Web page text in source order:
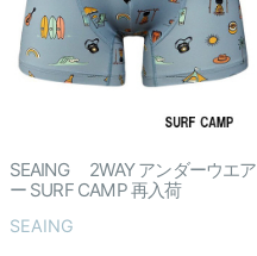
SEAING 2WAY アンダーウエア
ー SURF CAMP 再入荷
SEAING